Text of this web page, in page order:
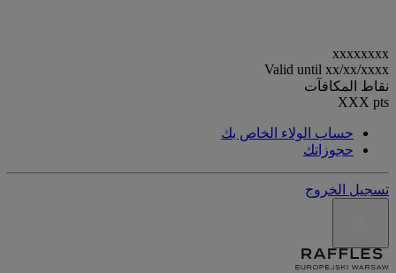
xxxxxxxx
Valid until xx/xx/xxxx
نقاط المكافآت
XXX pts
حساب الولاء الخاص بك
حجوزاتك
تسجيل الخروج